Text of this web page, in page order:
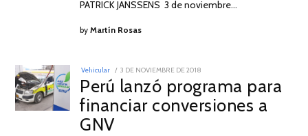
PATRICK JANSSENS 3 de noviembre…
byMartín Rosas
Vehicular
POSTED
ON
3 DE NOVIEMBRE DE 2018
ABRIL
DE
2019
Perú lanzó programa para
financiar conversiones a
GNV